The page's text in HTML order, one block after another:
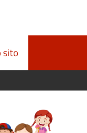
sito